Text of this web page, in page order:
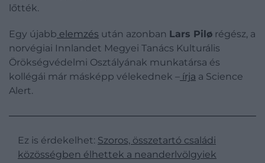
lőtték.
Egy újabb elemzés után azonban Lars Pilø régész, a
norvégiai Innlandet Megyei Tanács Kulturális
Örökségvédelmi Osztályának munkatársa és
kollégái már másképp vélekednek – írja a Science
Alert.
Ez is érdekelhet: Szoros, összetartó családi
közösségben élhettek a neanderlvölgyiek